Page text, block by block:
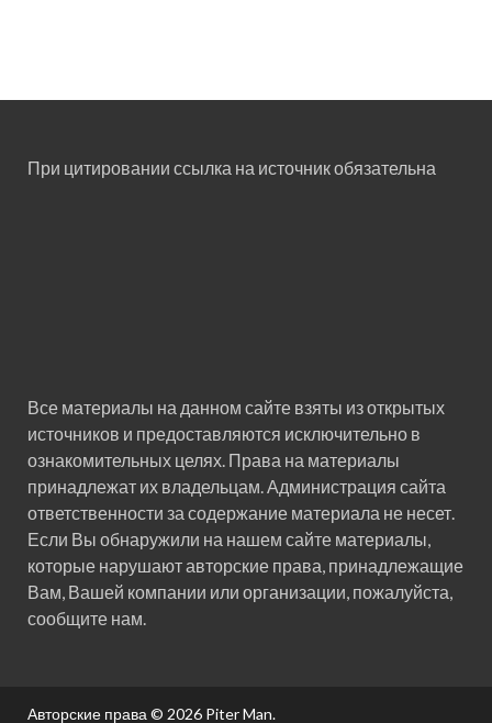
При цитировании ссылка на источник обязательна
Все материалы на данном сайте взяты из открытых
источников и предоставляются исключительно в
ознакомительных целях. Права на материалы
принадлежат их владельцам. Администрация сайта
ответственности за содержание материала не несет.
Если Вы обнаружили на нашем сайте материалы,
которые нарушают авторские права, принадлежащие
Вам, Вашей компании или организации, пожалуйста,
сообщите нам.
Авторские права © 2026 Piter Man.